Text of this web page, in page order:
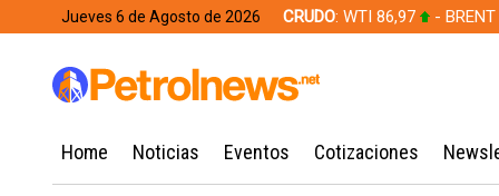
Jueves 6 de Agosto de 2026 CRUDO: WTI 86,97
-
Home Noticias Eventos Cotizaciones